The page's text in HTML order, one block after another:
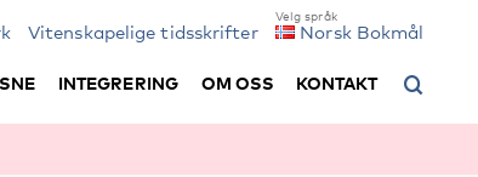
Vitenskapelige tidsskrifter Norsk Bokmål
INTEGRERING OM OSS KONTAKT